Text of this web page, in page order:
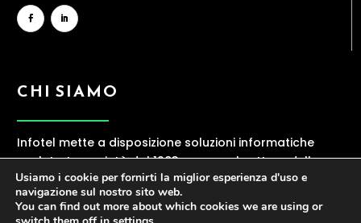
CHI SIAMO
Infotel mette a disposizione soluzioni informatiche
evolute. La società dal 1983 opera nel settore della
ICT, offrendo una gamma ampia di servizi
contraddistinti da elevata professionalità.
Usiamo i cookie per fornirti la miglior esperienza d'uso e
navigazione sul nostro sito web.
You can find out more about which cookies we are using or